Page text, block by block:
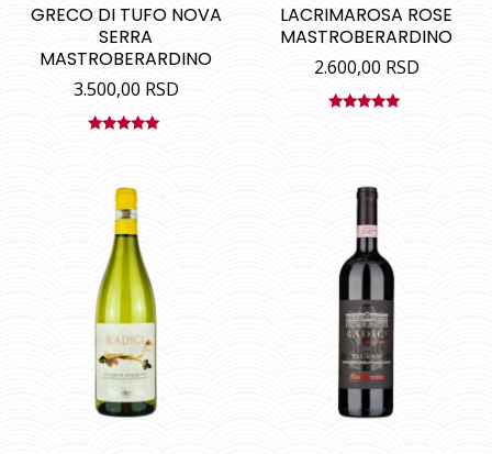
GRECO DI TUFO NOVA
SERRA
MASTROBERARDINO
3.500,00 RSD
LACRIMAROSA ROSE
MASTROBERARDINO
2.600,00 RSD